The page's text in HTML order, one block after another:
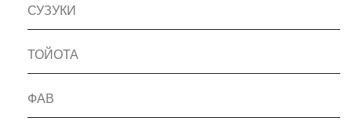
СУЗУКИ
ТОЙОТА
ФАВ